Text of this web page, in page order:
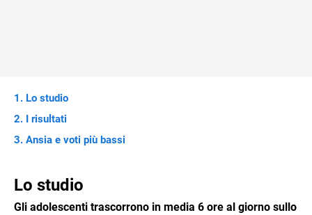
Lo studio
I risultati
Ansia e voti più bassi
Lo studio
Gli adolescenti trascorrono in media 6 ore al giorno sullo